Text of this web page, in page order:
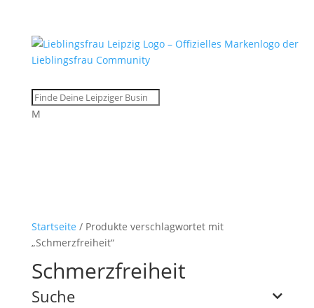
M
Startseite / Produkte verschlagwortet mit
„Schmerzfreiheit“
Schmerzfreiheit
Suche